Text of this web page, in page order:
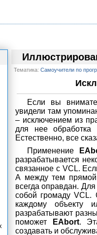
Тематика: Самоучители по
Если вы
увидели там
– исключением из
для нее
Естественно, все
Применение
разрабатывается
связанное с VCL.
А между тем
всегда оправдан.
собой громаду VCL.
каждому объекту
разрабатывают
поможет
EAbort.
создавать и